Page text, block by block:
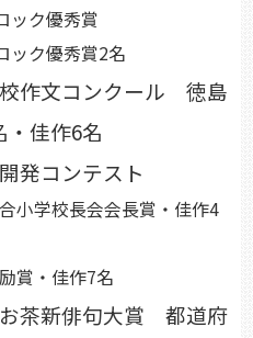
ク優秀賞
ク優秀賞2名
作文コンクール 徳島
・佳作6名
発コンテスト
小学校長会会長賞・佳作4
賞・佳作7名
茶新俳句大賞 都道府